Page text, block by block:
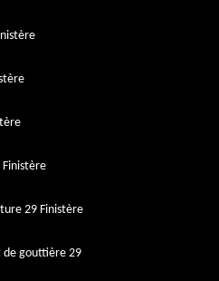
Finistère
29 Finistère
de gouttière 29